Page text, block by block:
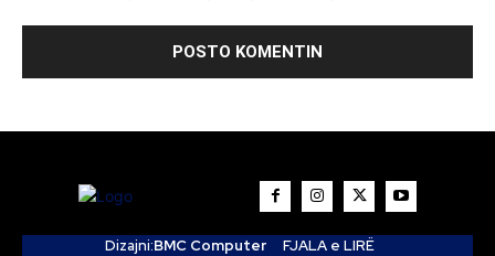
Dizajni:BMC Computer
FJALA e LIRË